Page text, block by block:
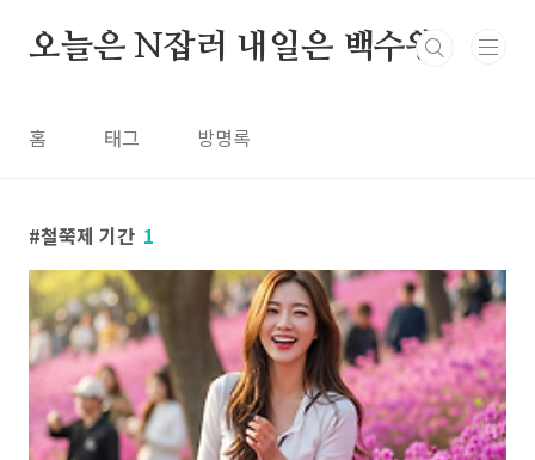
오늘은 N잡러 내일은 백수왕
홈 태그 방명록
철쭉제 기간 1